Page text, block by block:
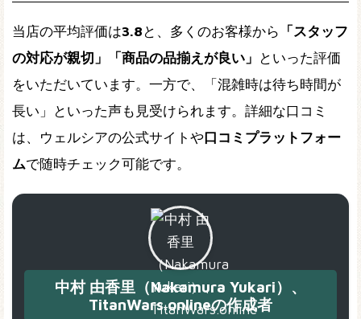
当店の平均評価は3.8 と、多くのお客様から 「スタッフ
の対応が親切」「商品の品揃えが良い」 といった評価
をいただいています。一方で、「混雑時は待ち時間が
長い」といった声も見受けられます。詳細な口コミ
は、ウェルシアの公式サイトや口コミプラットフォー
ムで随時チェック可能です。
中村 由香里（Nakamura Yukari）、
TitanWars.onlineの作成者